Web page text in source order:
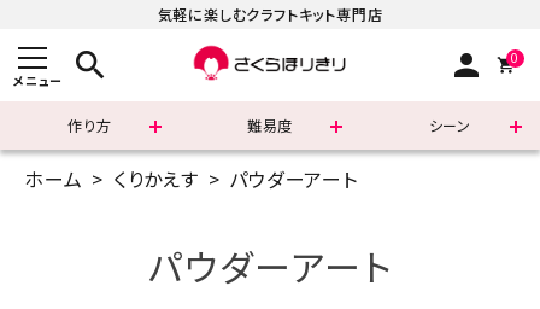
気軽に楽しむクラフトキット専門店
メニュー search person 0
作り方 難易度 シーン
まずはこちら
ホーム くりかえす パウダーアート
パウダーアート